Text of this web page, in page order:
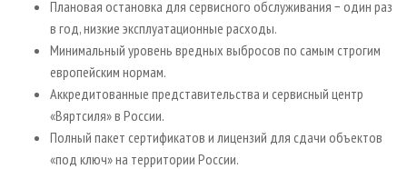
Плановая остановка для сервисного обслуживания − один раз
в год, низкие эксплуатационные расходы.
Минимальный уровень вредных выбросов по самым строгим
европейским нормам.
Аккредитованные представительства и сервисный центр
«Вяртсиля» в России.
Полный пакет сертификатов и лицензий для сдачи объектов
«под ключ» на территории России.